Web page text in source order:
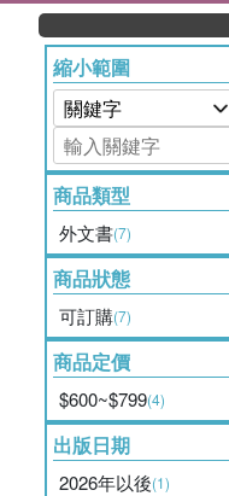
縮小範圍
商品類型
外文書(7)
商品狀態
可訂購(7)
商品定價
$600~$799(4)
出版日期
2026年以後(1)